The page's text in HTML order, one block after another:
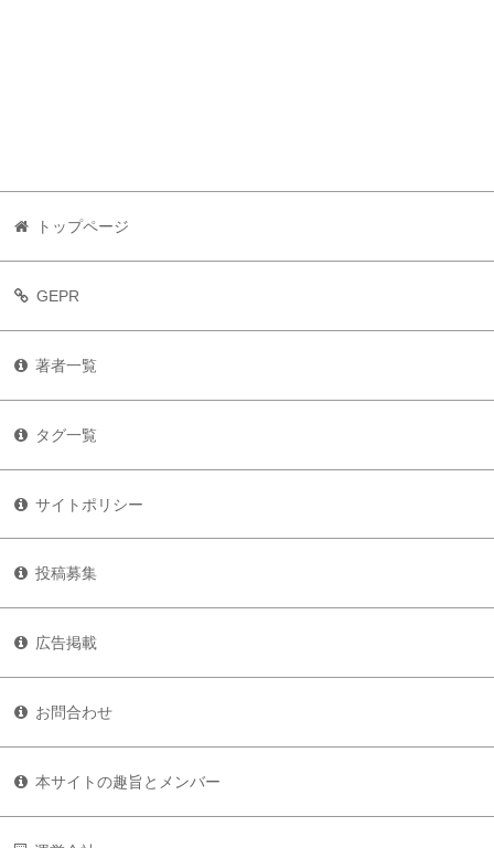
トップページ
GEPR
著者一覧
タグ一覧
サイトポリシー
投稿募集
広告掲載
お問合わせ
本サイトの趣旨とメンバー